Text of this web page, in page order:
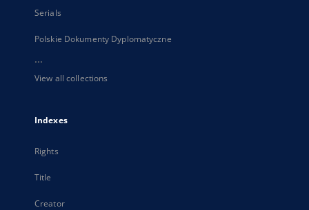
Serials
Polskie Dokumenty Dyplomatyczne
...
View all collections
Indexes
Rights
Title
Creator